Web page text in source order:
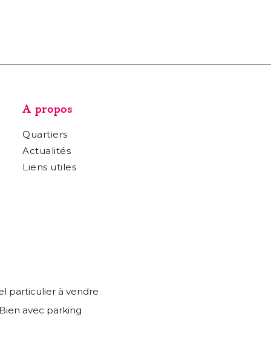
A propos
Quartiers
Actualités
Liens utiles
particulier à vendre
avec parking